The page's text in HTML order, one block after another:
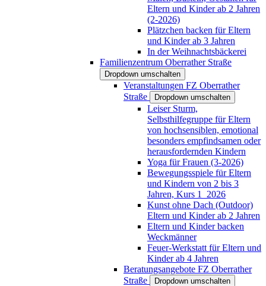
Eltern und Kinder ab 2 Jahren
(2-2026)
Plätzchen backen für Eltern
und Kinder ab 3 Jahren
In der Weihnachtsbäckerei
Familienzentrum Oberrather Straße
Dropdown umschalten
Veranstaltungen FZ Oberrather
Straße
Dropdown umschalten
Leiser Sturm,
Selbsthilfegruppe für Eltern
von hochsensiblen, emotional
besonders empfindsamen oder
herausfordernden Kindern
Yoga für Frauen (3-2026)
Bewegungsspiele für Eltern
und Kindern von 2 bis 3
Jahren, Kurs 1_2026
Kunst ohne Dach (Outdoor)
Eltern und Kinder ab 2 Jahren
Eltern und Kinder backen
Weckmänner
Feuer-Werkstatt für Eltern und
Kinder ab 4 Jahren
Beratungsangebote FZ Oberrather
Straße
Dropdown umschalten